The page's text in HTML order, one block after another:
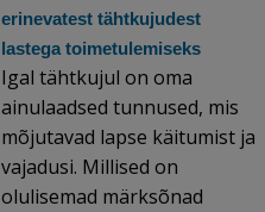
erinevatest tähtkujudest
lastega toimetulemiseks
Igal tähtkujul on oma
ainulaadsed tunnused, mis
mõjutavad lapse käitumist ja
vajadusi. Millised on
olulisemad märksõnad